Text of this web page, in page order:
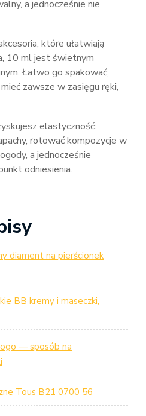
a jednocześnie nie
które ułatwiają
10 ml jest świetnym
Łatwo go spakować,
zawsze w zasięgu ręki,
elastyczność:
rotować kompozycje w
a jednocześnie
odniesienia.
diament na pierścionek
BB kremy i maseczki,
— sposób na
Tous B21 0700 56